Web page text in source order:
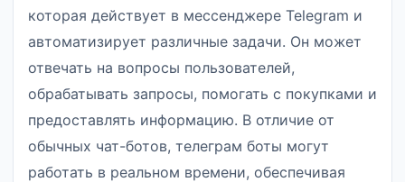
которая действует в мессенджере Telegram и
автоматизирует различные задачи. Он может
отвечать на вопросы пользователей,
обрабатывать запросы, помогать с покупками и
предоставлять информацию. В отличие от
обычных чат-ботов, телеграм боты могут
работать в реальном времени, обеспечивая